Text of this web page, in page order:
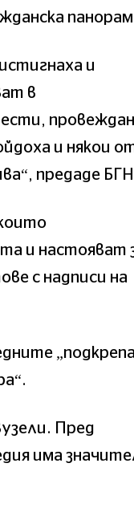
и
в
и някои
предаде
и настояват
с надписи на
Пред
има